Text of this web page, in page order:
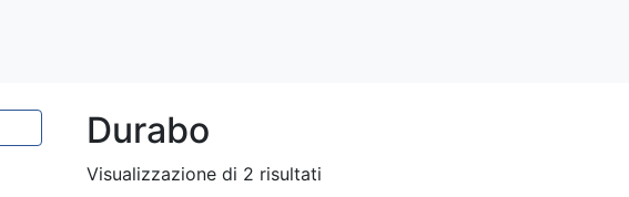
Durabo
Visualizzazione di 2 risultati